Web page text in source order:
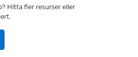
Hitta fler resurser eller